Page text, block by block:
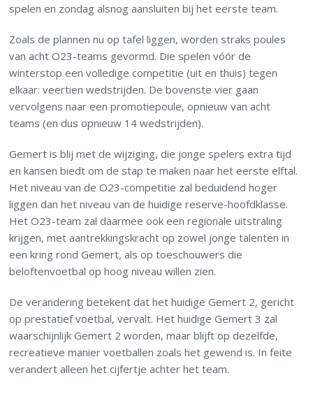
spelen en zondag alsnog aansluiten bij het eerste team.
Zoals de plannen nu op tafel liggen, worden straks poules
van acht O23-teams gevormd. Die spelen vóór de
winterstop een volledige competitie (uit en thuis) tegen
elkaar: veertien wedstrijden. De bovenste vier gaan
vervolgens naar een promotiepoule, opnieuw van acht
teams (en dus opnieuw 14 wedstrijden).
Gemert is blij met de wijziging, die jonge spelers extra tijd
en kansen biedt om de stap te maken naar het eerste elftal.
Het niveau van de O23-competitie zal beduidend hoger
liggen dan het niveau van de huidige reserve-hoofdklasse.
Het O23-team zal daarmee ook een regionale uitstraling
krijgen, met aantrekkingskracht op zowel jonge talenten in
een kring rond Gemert, als op toeschouwers die
beloftenvoetbal op hoog niveau willen zien.
De verandering betekent dat het huidige Gemert 2, gericht
op prestatief voetbal, vervalt. Het huidige Gemert 3 zal
waarschijnlijk Gemert 2 worden, maar blijft op dezelfde,
recreatieve manier voetballen zoals het gewend is. In feite
verandert alleen het cijfertje achter het team.